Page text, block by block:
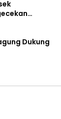
Dukung